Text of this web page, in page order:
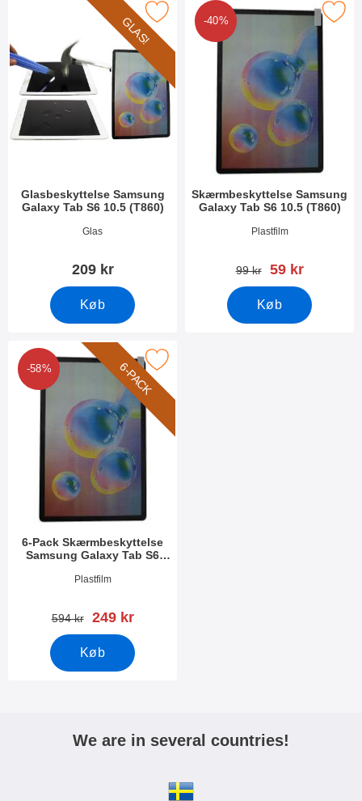
GLAS!
Glasbeskyttelse Samsung
Galaxy Tab S6 10.5 (T860)
Varenr 33248Glas
209 kr
Køb
Samsung Galaxy Tab S6 10.5 (T860) som favorit
-40%
Skærmbeskyttelse Samsung
Galaxy Tab S6 10.5 (T860)
Varenr 33236Plastfilm
pris
99 kr pris
59 kr
Køb
Marker skærmbeskyttelse Samsung
6-PACK
-58%
6-Pack Skærmbeskyttelse
Samsung Galaxy Tab S6
Varenr 33235Plastfilm
pris
594 kr pris
249 kr
Køb
Skærmbeskyttelse Samsung Galaxy Tab S6 10.5 (T860) som
We are in several countries!